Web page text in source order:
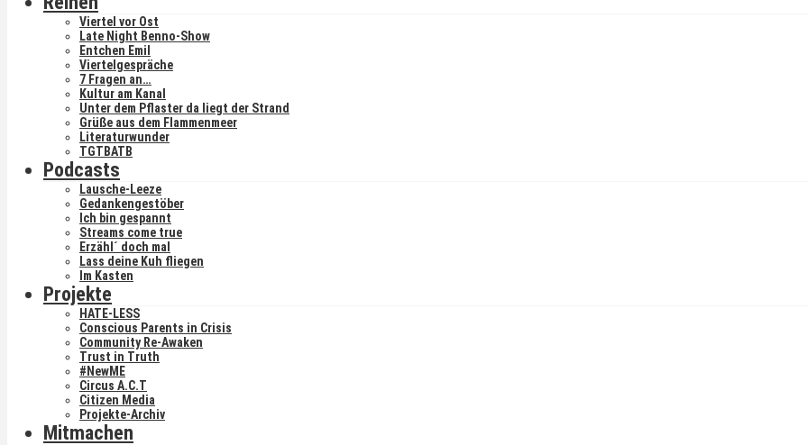
Viertel vor Ost
Late Night Benno-Show
Entchen Emil
Viertelgespräche
7 Fragen an…
Kultur am Kanal
Unter dem Pflaster da liegt der Strand
Grüße aus dem Flammenmeer
Literaturwunder
TGTBATB
Podcasts
Lausche-Leeze
Gedankengestöber
Ich bin gespannt
Streams come true
Erzähl´ doch mal
Lass deine Kuh fliegen
Im Kasten
Projekte
HATE-LESS
Conscious Parents in Crisis
Community Re-Awaken
Trust in Truth
#NewME
Circus A.C.T
Citizen Media
Projekte-Archiv
Mitmachen